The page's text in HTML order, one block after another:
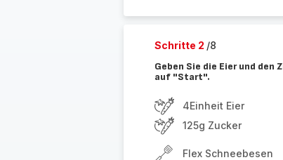
Schritte 2 /8
Geben Sie die Eier und den
auf "Start".
4Einheit Eier
125g Zucker
Flex Schneebesen